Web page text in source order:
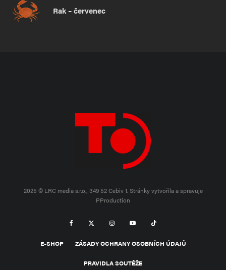
Rak – červenec
2025 © LRC media s.r.o., 349 52 Cebiv 1.Stránky vytvořila a spravuje
PProduction
E-SHOP ZÁSADY OCHRANY OSOBNÍCH ÚDAJŮ
PRAVIDLA SOUTĚŽE